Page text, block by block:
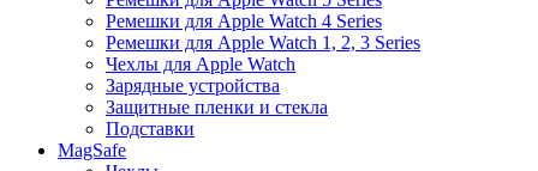
Ремешки для Apple Watch 4 Series
Ремешки для Apple Watch 1, 2, 3 Series
Чехлы для Apple Watch
Зарядные устройства
Защитные пленки и стекла
Подставки
MagSafe